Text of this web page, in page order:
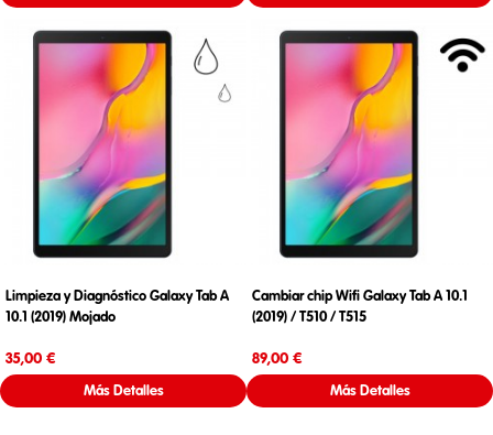
Limpieza y Diagnóstico Galaxy Tab A
10.1 (2019) Mojado
35,00 €
Más Detalles
Cambiar chip Wifi Galaxy Tab A 10.1
(2019) / T510 / T515
89,00 €
Más Detalles